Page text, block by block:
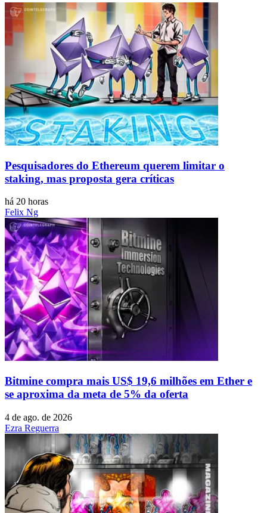
Pesquisadores do Ethereum querem limitar o
staking, mas proposta gera críticas
há 20 horas
Felix Ng
Bitmine compra mais US$ 19,6 milhões em Ether e
se aproxima da meta de 5% da oferta
4 de ago. de 2026
Ezra Reguerra